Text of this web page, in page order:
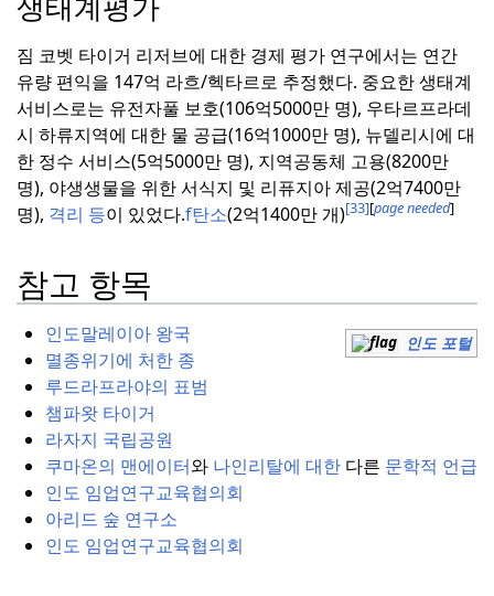
생태계평가
짐 코벳 타이거 리저브에 대한 경제 평가 연구에서는 연간
유량 편익을 147억 라흐/헥타르로 추정했다. 중요한 생태계
서비스로는 유전자풀 보호(106억5000만 명), 우타르프라데
시 하류지역에 대한 물 공급(16억1000만 명), 뉴델리시에 대
한 정수 서비스(5억5000만 명), 지역공동체 고용(8200만
명), 야생생물을 위한 서식지 및 리퓨지아 제공(2억7400만
명), 격리 등이 있었다.f탄소(2억1400만 개)[33][page needed]
참고 항목
인도 포털
인도말레이아 왕국
멸종위기에 처한 종
루드라프라야의 표범
챔파왓 타이거
라자지 국립공원
쿠마온의 맨에이터와 나인리탈에 대한다른 문학적 언급
인도 임업연구교육협의회
아리드 숲 연구소
인도 임업연구교육협의회